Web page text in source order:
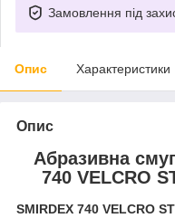
Замовлення під
Опис Характеристики
Опис
Абразивна
740 VELCRO
SMIRDEX 740 VELCRO